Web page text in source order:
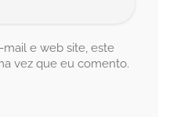
e web site, este
vez que eu comento.